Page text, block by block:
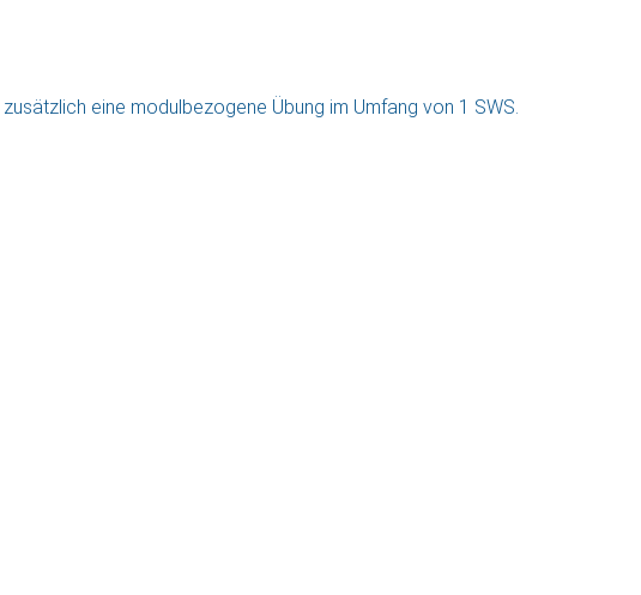
zusätzlich eine modulbezogene Übung im Umfang von 1 SWS.